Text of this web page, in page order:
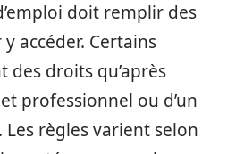
doit remplir des
accéder. Certains
des droits qu’après
professionnel ou d’un
règles varient selon